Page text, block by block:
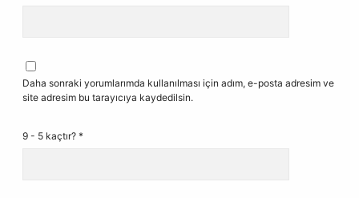
Daha sonraki yorumlarımda kullanılması için adım, e-posta adresim ve
site adresim bu tarayıcıya kaydedilsin.
9 - 5 kaçtır? *